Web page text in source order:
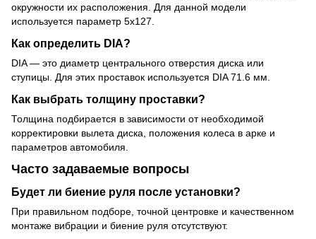
окружности их расположения. Для данной модели
используется параметр 5x127.
Как определить DIA?
DIA — это диаметр центрального отверстия диска или
ступицы. Для этих проставок используется DIA 71.6 мм.
Как выбрать толщину проставки?
Толщина подбирается в зависимости от необходимой
корректировки вылета диска, положения колеса в арке и
параметров автомобиля.
Часто задаваемые вопросы
Будет ли биение руля после установки?
При правильном подборе, точной центровке и качественном
монтаже вибрации и биение руля отсутствуют.